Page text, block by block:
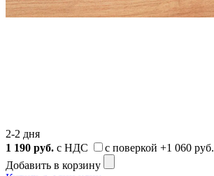
2-2 дня
1 190 руб. с НДС с поверкой +1 060 руб.
Добавить в корзину